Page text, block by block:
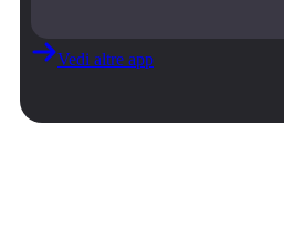
Vedi altre app